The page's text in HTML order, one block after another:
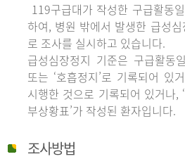
119구급대가 작성한 구급활동
하여, 병원 밖에서 발생한 급성
로 조사를 실시하고 있습니다.
급성심장정지 기준은 구급활동
또는 ‘호흡정지’로 기록되어 있
시행한 것으로 기록되어 있거나,
부상황표’가 작성된 환자입니다.
조사방법